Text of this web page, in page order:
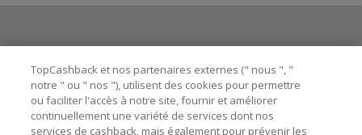
Besoin d'aide ?
Astuces pour économiser
TopCashback et nos partenaires externes (" nous ", "
notre " ou " nos "), utilisent des cookies pour permettre
ou faciliter l'accès à notre site, fournir et améliorer
continuellement une variété de services dont nos
services de cashback, mais également pour prévenir les